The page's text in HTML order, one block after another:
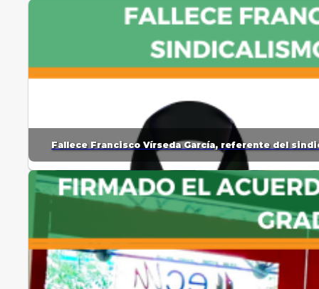
Fallece Francisco Vírseda García, referente del